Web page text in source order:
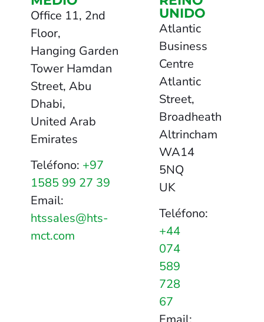
Office 11, 2nd
Floor,
Hanging Garden
Tower Hamdan
Street, Abu
Dhabi,
United Arab
Emirates
Teléfono: +97
1585 99 27 39
Email:
htssales@hts-
mct.com
UNIDO
Atlantic
Business
Centre
Atlantic
Street,
Broadheath
Altrincham
WA14
5NQ
UK
Teléfono:
+44
074
589
728
67